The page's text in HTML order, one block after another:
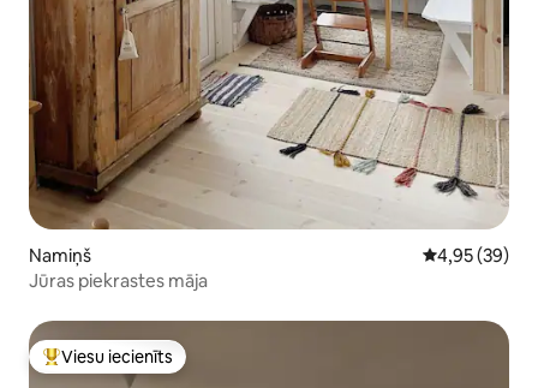
Namiņš Vidējais
4,95 (39)
Jūras piekrastes māja
Populārs viesu iecienīts mājoklis
Viesu iecienīts